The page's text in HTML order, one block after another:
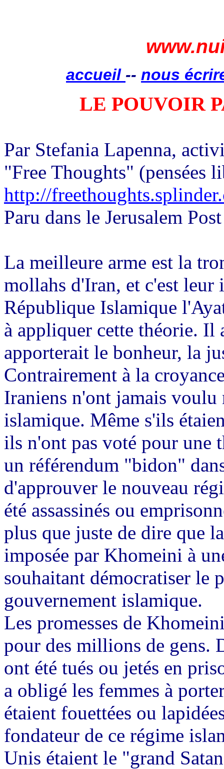
accueil -- nous
LE POUVOIR
Par Stefania Lapenna,
"Free Thoughts" (pensées
http://
Paru dans le Jerusalem
La meilleure arme est la
mollahs d'Iran, et c'est
République Islamique
à appliquer cette théorie.
apporterait le bonheur, la
Contrairement à la
Iraniens n'ont jamais
islamique. Même s'ils
ils n'ont pas voté pour une
un référendum "bidon"
d'approuver le nouveau
été assassinés ou
plus que juste de dire que
imposée par Khomeini à
souhaitant démocratiser le
gouvernement islamique.
Les promesses de
pour des millions de gens.
ont été tués ou jetés en
a obligé les femmes à
étaient fouettées ou
fondateur de ce régime
Unis étaient le "grand